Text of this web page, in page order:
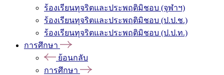
ร้องเรียนทุจริตและประพฤติมิชอบ (จุฬาฯ)
ร้องเรียนทุจริตและประพฤติมิชอบ (ป.ป.ช.)
ร้องเรียนทุจริตและประพฤติมิชอบ (ป.ป.ท.)
การศึกษา
ย้อนกลับ
การศึกษา